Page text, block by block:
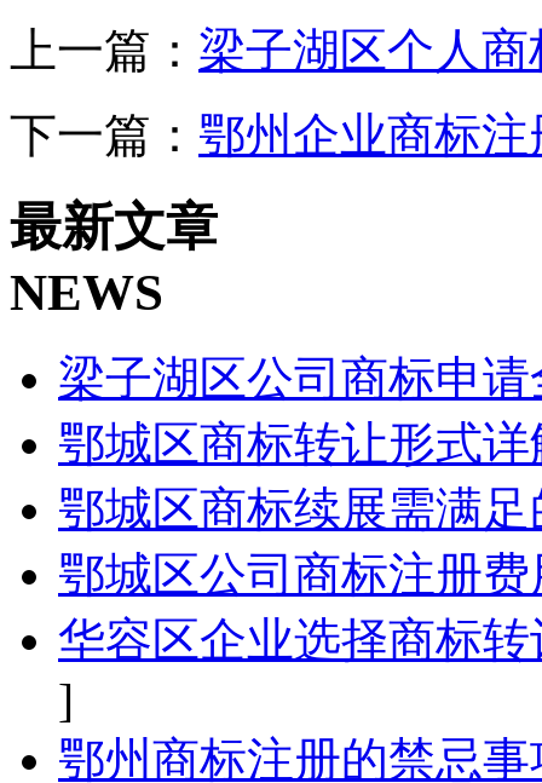
上一篇： 梁子湖区个人
下一篇： 鄂州企业商标
最新文章
NEWS
梁子湖区公司商标申
鄂城区商标转让形式详
鄂城区商标续展需满
鄂城区公司商标注册
华容区企业选择商标
]
鄂州商标注册的禁忌事